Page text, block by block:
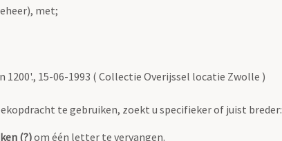
met;
15-06-1993 ( Collectie Overijssel locatie Zwolle )
te gebruiken, zoekt u specifieker of juist breder:
(?)om één letter te vervangen.